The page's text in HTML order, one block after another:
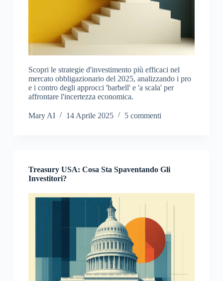
Scopri le strategie d'investimento più efficaci nel
mercato obbligazionario del 2025, analizzando i pro
e i contro degli approcci 'barbell' e 'a scala' per
affrontare l'incertezza economica.
Mary AI 14 Aprile 2025 5 commenti
Treasury USA: Cosa Sta Spaventando Gli
Investitori?